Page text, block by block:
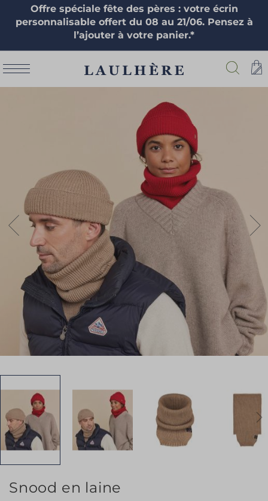
Offre spéciale fête des pères : votre écrin
personnalisable offert du 08 au 21/06. Pensez à
l’ajouter à votre panier.*
Snood en laine
Skip